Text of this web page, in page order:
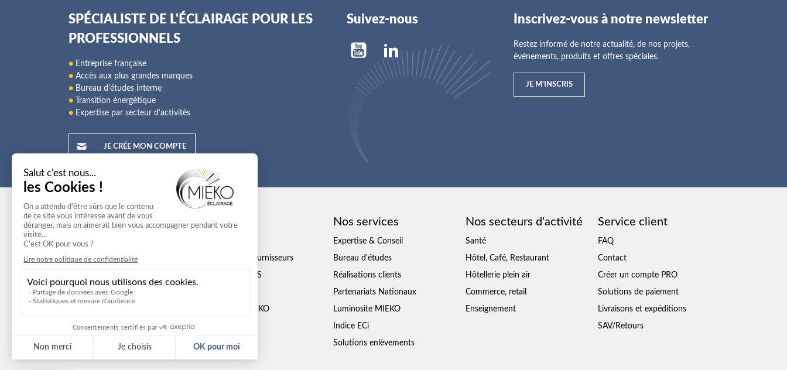
SPÉCIALISTE DE L'ÉCLAIRAGE POUR LES
PROFESSIONNELS
● Entreprise française
● Accès aux plus grandes marques
● Bureau d'études interne
● Transition énergétique
● Expertise par secteur d'activités
JE CRÉE MON COMPTE
Suivez-nous Inscrivez-vous à notre newsletter
Restez informé de notre actualité, de nos projets,
événements, produits et offres spéciales.
JE M'INSCRIS
Mieko
A propos
Expertise MIEKO
Blog
Nous trouver
Nos offres
Partenaires - Fournisseurs
INSTALLATEURS
Elumino by MIEKO
Nos services
Expertise & Conseil
Bureau d'études
Réalisations clients
Partenariats Nationaux
Luminosite MIEKO
Indice ECi
Solutions enlèvements
Nos secteurs d'activité
Santé
Hôtel, Café, Restaurant
Hôtellerie plein air
Commerce, retail
Enseignement
Service client
FAQ
Contact
Créer un compte PRO
Solutions de paiement
Livraisons et expéditions
SAV/Retours